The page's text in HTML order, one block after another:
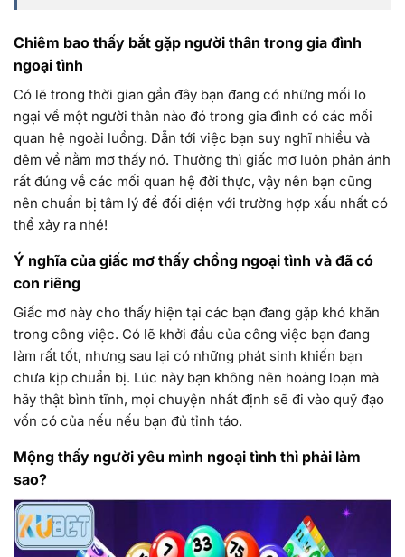
Chiêm bao thấy bắt gặp người thân trong gia đình
ngoại tình
Có lẽ trong thời gian gần đây bạn đang có những mối lo
ngại về một người thân nào đó trong gia đình có các mối
quan hệ ngoài luồng. Dẫn tới việc bạn suy nghĩ nhiều và
đêm về nằm mơ thấy nó. Thường thì giấc mơ luôn phản ánh
rất đúng về các mối quan hệ đời thực, vậy nên bạn cũng
nên chuẩn bị tâm lý để đối diện với trường hợp xấu nhất có
thể xảy ra nhé!
Ý nghĩa của giấc mơ thấy chồng ngoại tình và đã có
con riêng
Giấc mơ này cho thấy hiện tại các bạn đang gặp khó khăn
trong công việc. Có lẽ khởi đầu của công việc bạn đang
làm rất tốt, nhưng sau lại có những phát sinh khiến bạn
chưa kịp chuẩn bị. Lúc này bạn không nên hoảng loạn mà
hãy thật bình tĩnh, mọi chuyện nhất định sẽ đi vào quỹ đạo
vốn có của nếu nếu bạn đủ tỉnh táo.
Mộng thấy người yêu mình ngoại tình thì phải làm
sao?